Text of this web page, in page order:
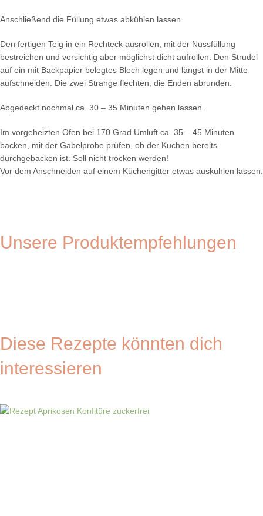
Anschließend die Füllung etwas abkühlen lassen.
Den fertigen Teig in ein Rechteck ausrollen, mit der Nussfüllung
bestreichen und vorsichtig aber möglichst dicht aufrollen. Den Strudel
auf ein mit Backpapier belegtes Blech legen und längst in der Mitte
aufschneiden. Die zwei Stränge flechten, die Enden abrunden.
Abgedeckt nochmal ca. 30 – 35 Minuten gehen lassen.
Im vorgeheizten Ofen bei 170 Grad Umluft ca. 35 – 45 Minuten
backen, mit der Gabelprobe prüfen, ob der Kuchen bereits
durchgebacken ist. Soll nicht trocken werden!
Vor dem Anschneiden auf einem Küchengitter etwas auskühlen lassen.
Unsere Produktempfehlungen
Diese Rezepte könnten dich
interessieren